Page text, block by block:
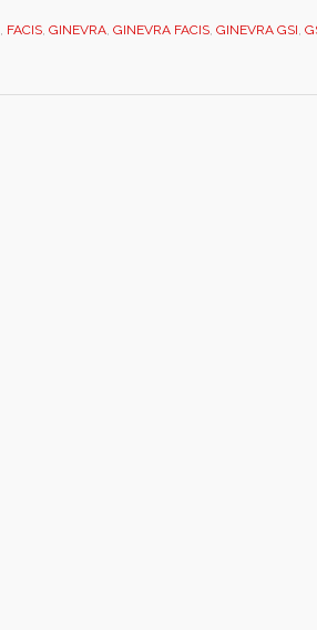
, FACIS, GINEVRA, GINEVRA FACIS, GINEVRA GSI,